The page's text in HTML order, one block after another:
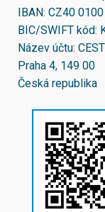
IBAN: CZ40
BIC/SWIFT kód:
Název účtu:
Praha 4, 149 00
Česká republika